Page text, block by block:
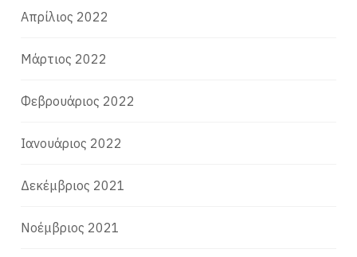
Απρίλιος 2022
Μάρτιος 2022
Φεβρουάριος 2022
Ιανουάριος 2022
Δεκέμβριος 2021
Νοέμβριος 2021